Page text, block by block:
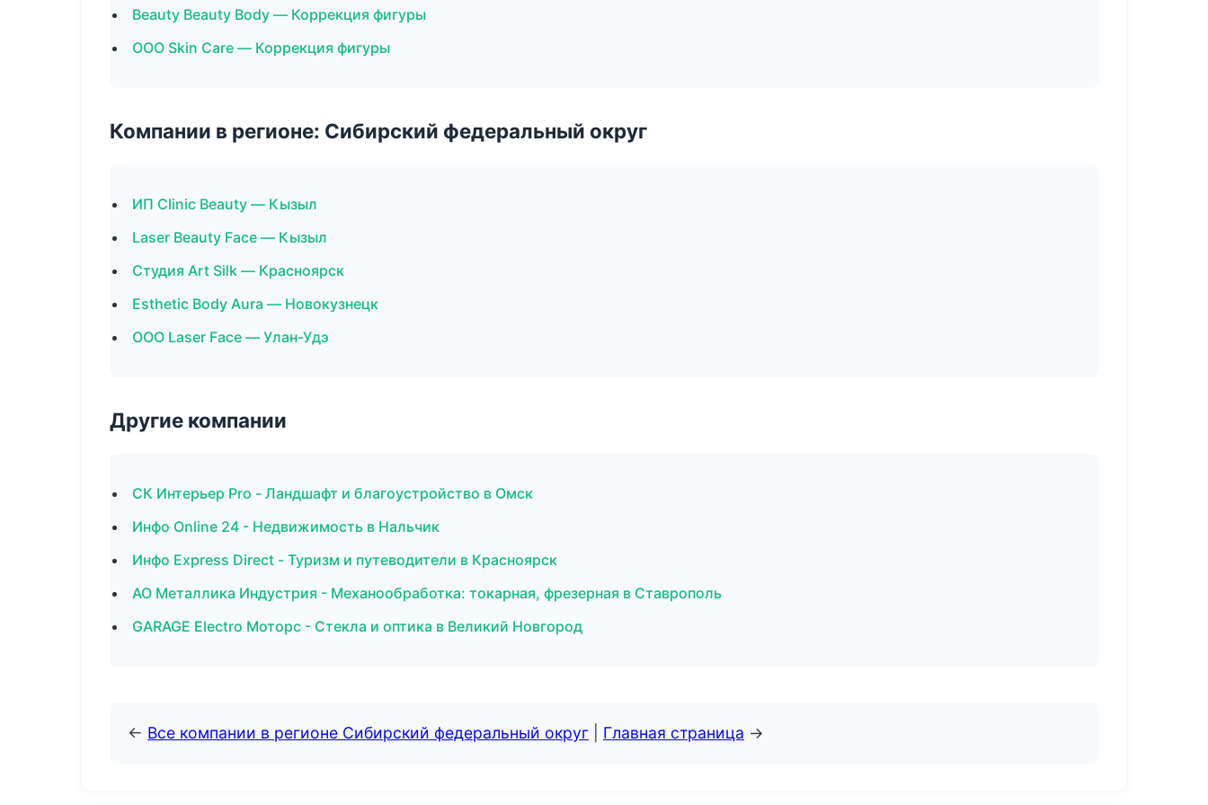
Beauty Beauty Body — Коррекция фигуры
ООО Skin Care — Коррекция фигуры
Компании в регионе: Сибирский федеральный округ
ИП Clinic Beauty — Кызыл
Laser Beauty Face — Кызыл
Студия Art Silk — Красноярск
Esthetic Body Aura — Новокузнецк
ООО Laser Face — Улан-Удэ
Другие компании
СК Интерьер Pro - Ландшафт и благоустройство в Омск
Инфо Online 24 - Недвижимость в Нальчик
Инфо Express Direct - Туризм и путеводители в Красноярск
АО Металлика Индустрия - Механообработка: токарная, фрезерная в Ставрополь
GARAGE Electro Моторс - Стекла и оптика в Великий Новгород
← Все компании в регионе Сибирский федеральный округ Главная страница →